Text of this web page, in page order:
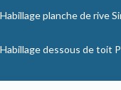
Habillage planche de rive
Habillage dessous de toit